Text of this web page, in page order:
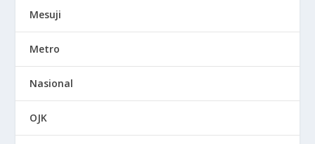
Mesuji
Metro
Nasional
OJK